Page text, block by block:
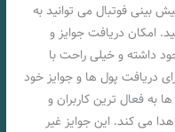
بینی فوتبال می توانید به
امکان دریافت جوایز و
داشته و خیلی راحت با
دریافت پول ها و جوایز خود
به فعال ترین کاربران و
می کند. این جوایز غیر